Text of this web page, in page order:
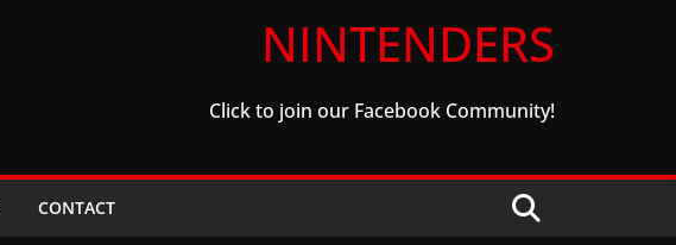
NINTENDERS
Click to join our Facebook Community!
CONTACT